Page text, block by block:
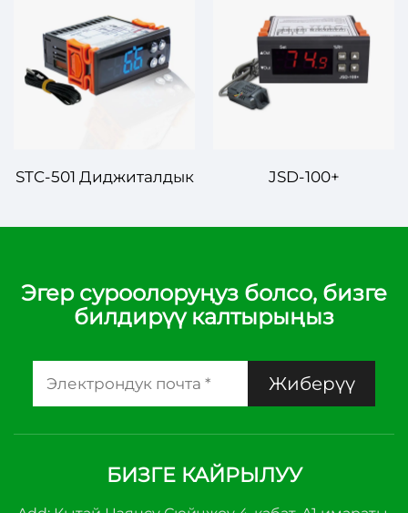
Контролору –
Орноонуңуз үчүн
Точтук Контрол
Контролору –
Эффективдуу жана
Азыктуктуу Эки
Стадиялык Контрол
STC-501 Диджиталдык
Контролору – Эс
Азыктуктуу
Температураны
JSD-100+
Температура
Акылдык жана Эс
сүйөтүбүзүк
Эгер суроолоруңуз болсо, бизге
билдирүү калтырыңыз
Жиберүү
БИЗГЕ КАЙРЫЛУУ